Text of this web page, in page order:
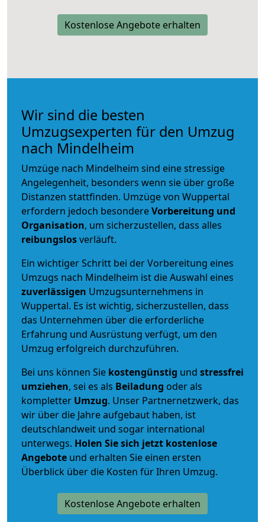
Kostenlose Angebote erhalten
Wir sind die besten
Umzugsexperten für den Umzug
nach Mindelheim
Umzüge nach Mindelheim sind eine stressige
Angelegenheit, besonders wenn sie über große
Distanzen stattfinden. Umzüge von Wuppertal
erfordern jedoch besondereVorbereitung und
Organisation, um sicherzustellen, dass alles
reibungslosverläuft.
Ein wichtiger Schritt bei der Vorbereitung eines
Umzugs nach Mindelheim ist die Auswahl eines
zuverlässigen Umzugsunternehmens in
Wuppertal. Es ist wichtig, sicherzustellen, dass
das Unternehmen über die erforderliche
Erfahrung und Ausrüstung verfügt, um den
Umzug erfolgreich durchzuführen.
Bei uns können Sie kostengünstig und stressfrei
umziehen, sei es als Beiladung oder als
kompletter Umzug. Unser Partnernetzwerk, das
wir über die Jahre aufgebaut haben, ist
deutschlandweit und sogar international
unterwegs. Holen Sie sich jetzt kostenlose
Angebote und erhalten Sie einen ersten
Überblick über die Kosten für Ihren Umzug.
Kostenlose Angebote erhalten